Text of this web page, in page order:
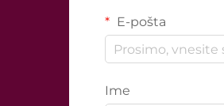
E-pošta
Ime